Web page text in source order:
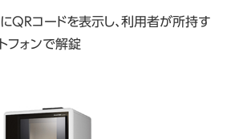
QRコードを表示し、利用者が所持す
フォンで解錠